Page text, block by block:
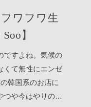
OI NOODLE【1
Bến Nghé, Lê
】住所：7b1
1, Bến Nghé,
】住所：64B3
町田商店 【2
phố Hồ Chí
ワフワ生
】
ですよね。気候の
くて無性にエンゼ
韓国系のお店に
つや今はやりのマ